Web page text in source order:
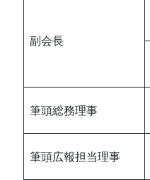
副会長
筆頭総務理事
筆頭広報担当理事